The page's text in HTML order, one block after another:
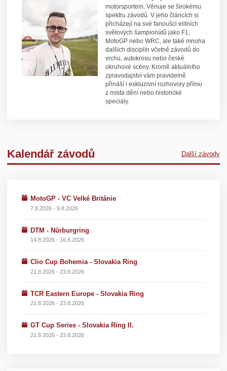
motorsportem. Věnuje se širokému
spektru závodů. V jeho článcích si
přicházejí na své fanoušci elitních
světových šampionátů jako F1,
MotoGP nebo WRC, ale také mnoha
dalších disciplín včetně závodů do
vrchu, autokrosu nebo české
okruhové scény. Kromě aktuálního
zpravodajství vám pravidelně
přináší i exkluzivní rozhovory přímo
z místa dění nebo historické
speciály.
Kalendář závodů Další závody
MotoGP - VC Velké Británie
7.8.2026 - 9.8.2026
DTM - Nürburgring
14.8.2026 - 16.8.2026
Clio Cup Bohemia - Slovakia Ring
21.8.2026 - 23.8.2026
TCR Eastern Europe - Slovakia Ring
21.8.2026 - 23.8.2026
GT Cup Series - Slovakia Ring II.
21.8.2026 - 23.8.2026